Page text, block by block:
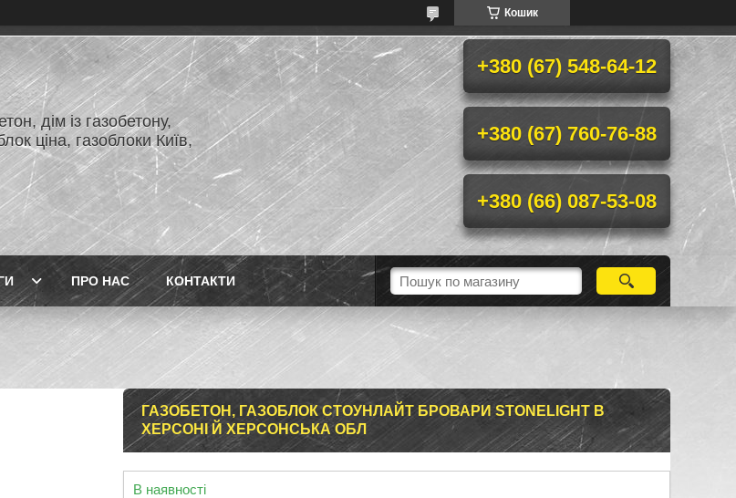
Кошик
дім із газобетону,
ціна, газоблоки Київ,
+380 (67) 548-64-12
+380 (67) 760-76-88
+380 (66) 087-53-08
ПРО НАС КОНТАКТИ
ГАЗОБЕТОН, ГАЗОБЛОК СТОУНЛАЙТ БРОВАРИ STONELIGHT В
ХЕРСОНІ Й ХЕРСОНСЬКА ОБЛ
В наявності